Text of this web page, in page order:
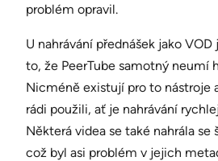
problém opravil.
U nahrávání přednášek jako
to, že PeerTube samotný neumí
Nicméně existují pro to nástroje
rádi použili, ať je nahrávání
Některá videa se také nahrála se
což byl asi problém v jejich